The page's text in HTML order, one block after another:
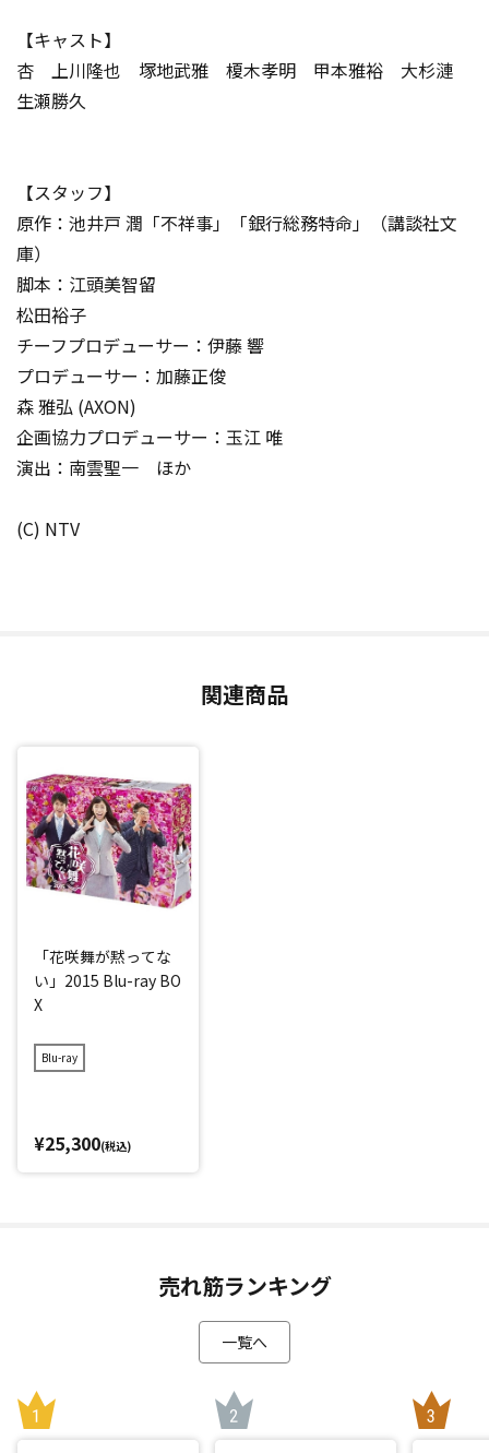
【キャスト】
杏 上川隆也 塚地武雅 榎木孝明 甲本雅裕 大杉漣
生瀬勝久
【スタッフ】
原作：池井戸 潤「不祥事」「銀行総務特命」（講談社文
庫）
脚本：江頭美智留
松田裕子
チーフプロデューサー：伊藤 響
プロデューサー：加藤正俊
森 雅弘 (AXON)
企画協力プロデューサー：玉江 唯
演出：南雲聖一 ほか
(C) NTV
関連商品
「花咲舞が黙ってな
い」2015 Blu-ray BO
X
Blu-ray
¥25,300(税込)
売れ筋ランキング
一覧へ